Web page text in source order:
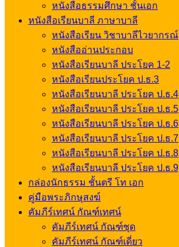
หนังสือธรรมศึกษา ชั้นเอก
หนังสือเรียนบาลี ภาษาบาลี
หนังสือเรียน วิชาบาลีไวยากรณ์
หนังสืออ่านประกอบ
หนังสือเรียนบาลี ประโยค 1-2
หนังสือเรียนประโยค ป.ธ.3
หนังสือเรียนบาลี ประโยค ป.ธ.4
หนังสือเรียนบาลี ประโยค ป.ธ.5
หนังสือเรียนบาลี ประโยค ป.ธ.6
หนังสือเรียนบาลี ประโยค ป.ธ.7
หนังสือเรียนบาลี ประโยค ป.ธ.8
หนังสือเรียนบาลี ประโยค ป.ธ.9
กล่องนักธรรม ชั้นตรี โท เอก
คู่มือพระภิกษุสงฆ์
คัมภีร์เทศน์ กัณฑ์เทศน์
คัมภีร์เทศน์ กัณฑ์ชุด
คัมภีร์เทศน์ กัณฑ์เดี่ยว